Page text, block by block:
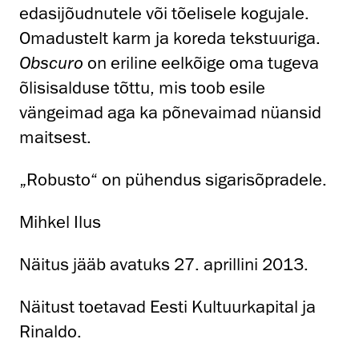
edasijõudnutele või tõelisele kogujale.
Omadustelt karm ja koreda tekstuuriga.
Obscuro on eriline eelkõige oma tugeva
õlisisalduse tõttu, mis toob esile
vängeimad aga ka põnevaimad nüansid
maitsest.
„Robusto“ on pühendus sigarisõpradele.
Mihkel Ilus
Näitus jääb avatuks 27. aprillini 2013.
Näitust toetavad Eesti Kultuurkapital ja
Rinaldo.